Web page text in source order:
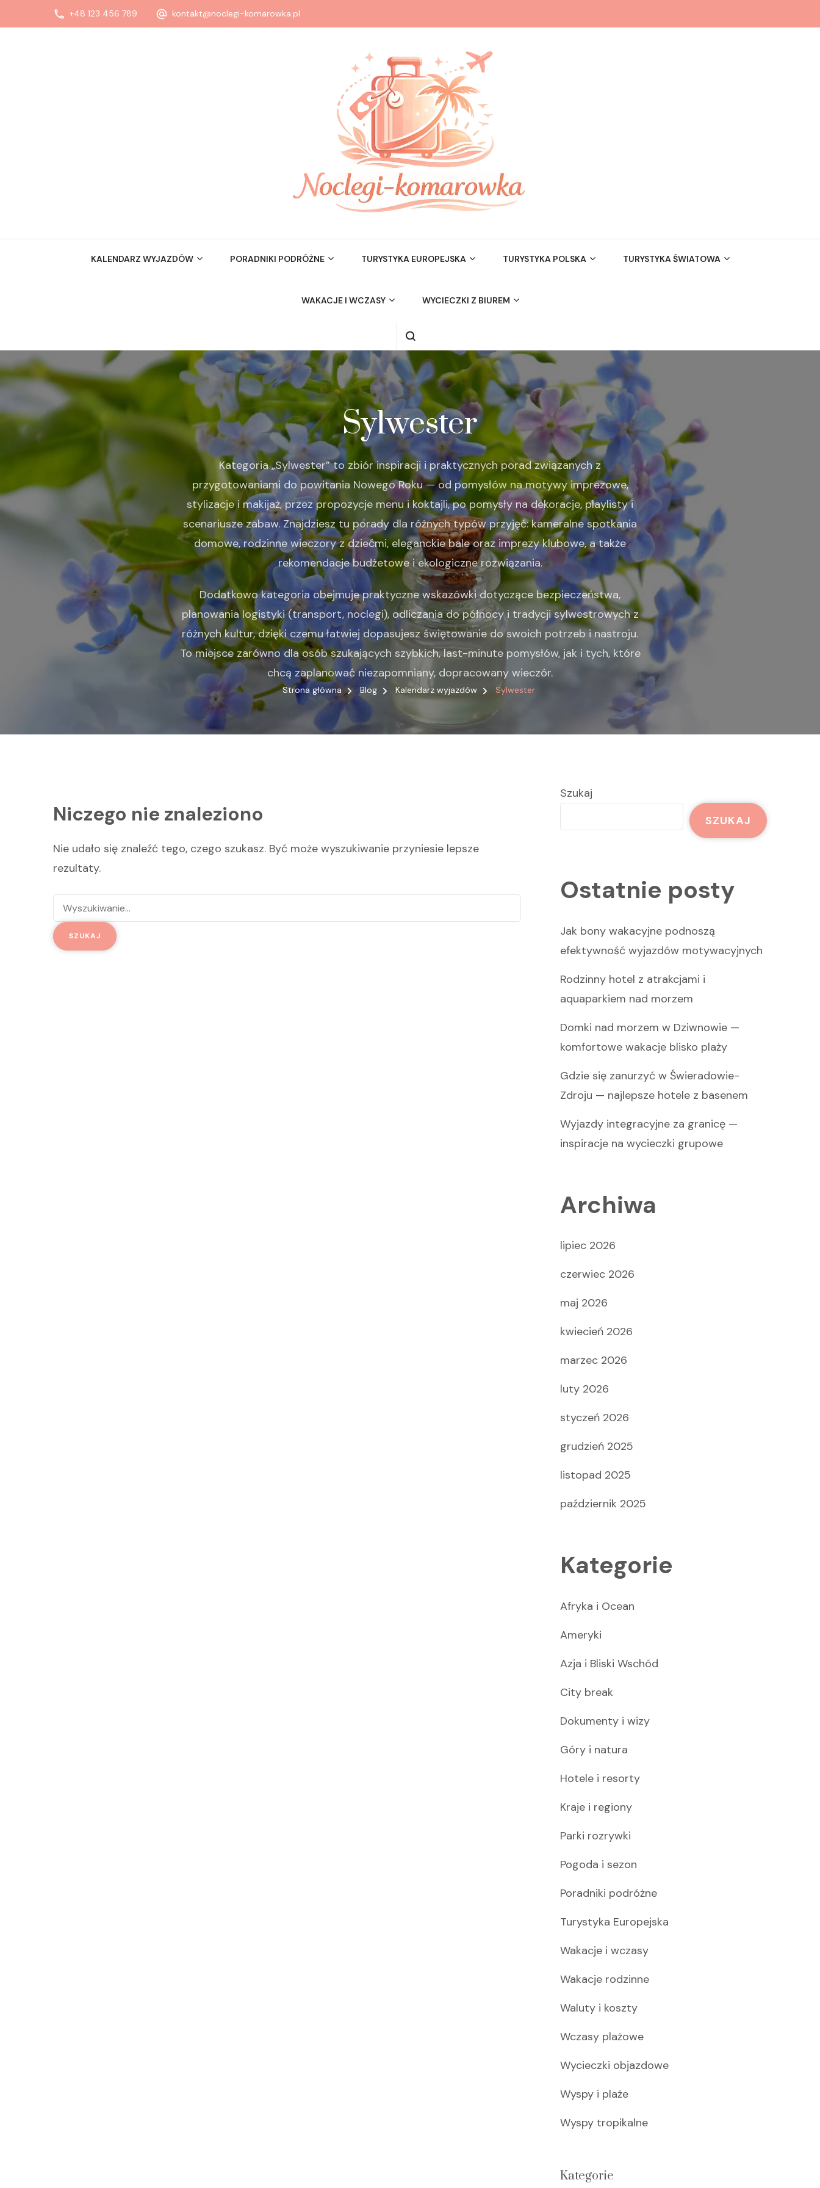
+48 123 456 789 kontakt@noclegi-komarowka.pl
KALENDARZ WYJAZDÓW PORADNIKI PODRÓŻNE TURYSTYKA EUROPEJSKA TURYSTYKA POLSKA TURYSTYKA ŚWIATOWA
WAKACJE I WCZASY WYCIECZKI Z BIUREM
Sylwester
Kategoria „Sylwester” to zbiór inspiracji i praktycznych porad związanych z
przygotowaniami do powitania Nowego Roku — od pomysłów na motywy imprezowe,
stylizacje i makijaż, przez propozycje menu i koktajli, po pomysły na dekoracje, playlisty i
scenariusze zabaw. Znajdziesz tu porady dla różnych typów przyjęć: kameralne spotkania
domowe, rodzinne wieczory z dziećmi, eleganckie bale oraz imprezy klubowe, a także
rekomendacje budżetowe i ekologiczne rozwiązania.
Dodatkowo kategoria obejmuje praktyczne wskazówki dotyczące bezpieczeństwa,
planowania logistyki (transport, noclegi), odliczania do północy i tradycji sylwestrowych z
różnych kultur, dzięki czemu łatwiej dopasujesz świętowanie do swoich potrzeb i nastroju.
To miejsce zarówno dla osób szukających szybkich, last-minute pomysłów, jak i tych, które
chcą zaplanować niezapomniany, dopracowany wieczór.
Strona główna Blog Kalendarz wyjazdów Sylwester
Niczego nie znaleziono
Nie udało się znaleźć tego, czego szukasz. Być może wyszukiwanie przyniesie lepsze
rezultaty.
Szukaj:
Szukaj
SZUKAJ
Ostatnie posty
Jak bony wakacyjne podnoszą
efektywność wyjazdów motywacyjnych
Rodzinny hotel z atrakcjami i
aquaparkiem nad morzem
Domki nad morzem w Dziwnowie —
komfortowe wakacje blisko plaży
Gdzie się zanurzyć w Świeradowie-
Zdroju — najlepsze hotele z basenem
Wyjazdy integracyjne za granicę —
inspiracje na wycieczki grupowe
Archiwa
lipiec 2026
czerwiec 2026
maj 2026
kwiecień 2026
marzec 2026
luty 2026
styczeń 2026
grudzień 2025
listopad 2025
październik 2025
Kategorie
Afryka i Ocean
Ameryki
Azja i Bliski Wschód
City break
Dokumenty i wizy
Góry i natura
Hotele i resorty
Kraje i regiony
Parki rozrywki
Pogoda i sezon
Poradniki podróżne
Turystyka Europejska
Wakacje i wczasy
Wakacje rodzinne
Waluty i koszty
Wczasy plażowe
Wycieczki objazdowe
Wyspy i plaże
Wyspy tropikalne
Kategorie